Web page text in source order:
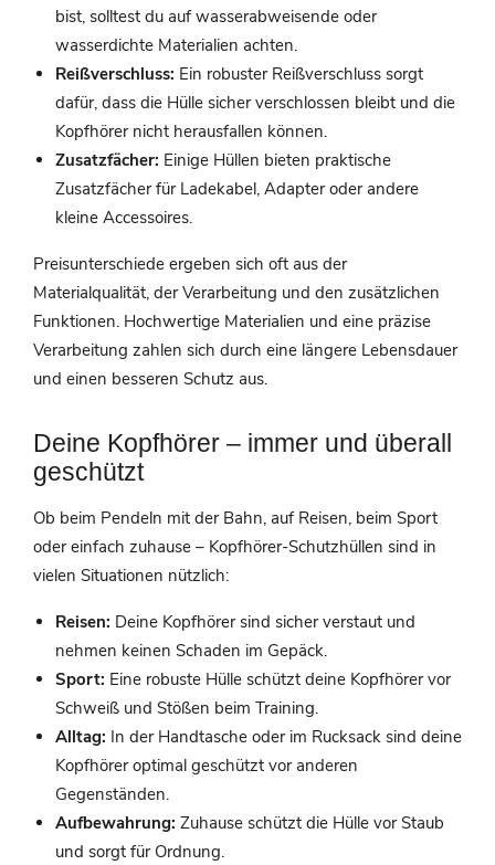
bist, solltest du auf wasserabweisende oder
wasserdichte Materialien achten.
Reißverschluss: Ein robuster Reißverschluss sorgt
dafür, dass die Hülle sicher verschlossen bleibt und die
Kopfhörer nicht herausfallen können.
Zusatzfächer: Einige Hüllen bieten praktische
Zusatzfächer für Ladekabel, Adapter oder andere
kleine Accessoires.
Preisunterschiede ergeben sich oft aus der
Materialqualität, der Verarbeitung und den zusätzlichen
Funktionen. Hochwertige Materialien und eine präzise
Verarbeitung zahlen sich durch eine längere Lebensdauer
und einen besseren Schutz aus.
Deine Kopfhörer – immer und überall
geschützt
Ob beim Pendeln mit der Bahn, auf Reisen, beim Sport
oder einfach zuhause – Kopfhörer-Schutzhüllen sind in
vielen Situationen nützlich:
Reisen: Deine Kopfhörer sind sicher verstaut und
nehmen keinen Schaden im Gepäck.
Sport: Eine robuste Hülle schützt deine Kopfhörer vor
Schweiß und Stößen beim Training.
Alltag: In der Handtasche oder im Rucksack sind deine
Kopfhörer optimal geschützt vor anderen
Gegenständen.
Aufbewahrung: Zuhause schützt die Hülle vor Staub
und sorgt für Ordnung.